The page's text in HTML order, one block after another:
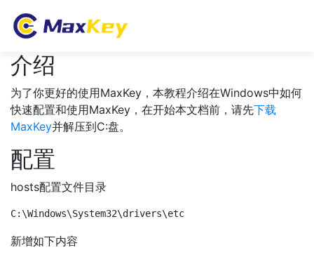
介绍
为了你更好的使用MaxKey，本教程介绍在Windows中如何
快速配置和使用MaxKey，在开始本文档前，请先下载
MaxKey并解压到C:盘。
配置
hosts配置文件目录
新增如下内容